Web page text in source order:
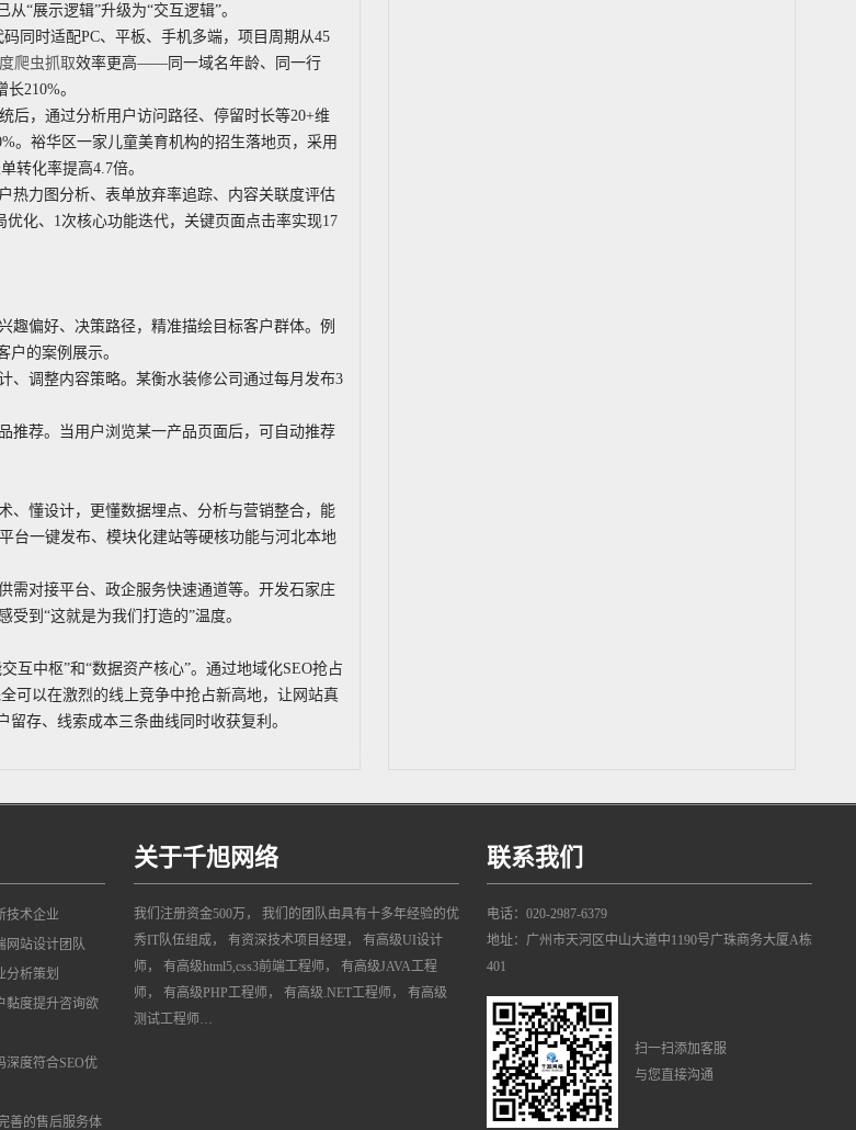
“展示逻辑”升级为“交互逻辑”。
同时适配PC、平板、手机多端，项目周期从45
爬虫抓取效率更高——同一域名年龄、同一行
210%。
，通过分析用户访问路径、停留时长等20+维
。裕华区一家儿童美育机构的招生落地页，采用
转化率提高4.7倍。
热力图分析、表单放弃率追踪、内容关联度评估
化、1次核心功能迭代，关键页面点击率实现17
偏好、决策路径，精准描绘目标客户群体。例
的案例展示。
调整内容策略。某衡水装修公司通过每月发布3
荐。当用户浏览某一产品页面后，可自动推荐
、懂设计，更懂数据埋点、分析与营销整合，能
台一键发布、模块化建站等硬核功能与河北本地
对接平台、政企服务快速通道等。开发石家庄
到“这就是为我们打造的”温度。
互中枢”和“数据资产核心”。通过地域化SEO抢占
可以在激烈的线上竞争中抢占新高地，让网站真
存、线索成本三条曲线同时收获复利。
技术企业
网站设计团队
分析策划
黏度提升咨询欲
深度符合SEO优
善的售后服务体
关于千旭网络
我们注册资金500万， 我们的团队由具有十多年经验的优
秀IT队伍组成， 有资深技术项目经理， 有高级UI设计
师， 有高级html5,css3前端工程师， 有高级JAVA工程
师， 有高级PHP工程师， 有高级.NET工程师， 有高级
测试工程师…
联系我们
电话：020-2987-6379
地址：广州市天河区中山大道中1190号广珠商务大厦A栋
401
扫一扫添加客服
与您直接沟通